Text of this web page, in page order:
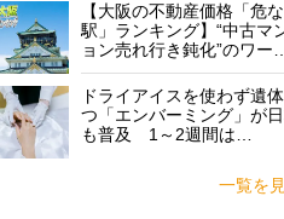
【大阪の不動産価格「危
駅」ランキング】“中古マ
ョン売れ行き鈍化”のワー…
ドライアイスを使わず遺
つ「エンバーミング」が
も普及 1～2週間は…
一覧を